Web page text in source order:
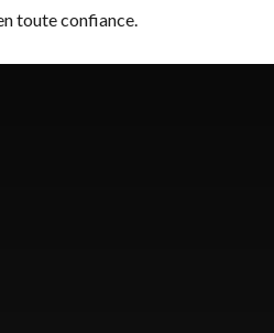
toute confiance.